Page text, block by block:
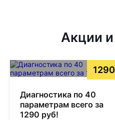
Акции
Диагностика по 40
параметрам всего за
1290 руб!